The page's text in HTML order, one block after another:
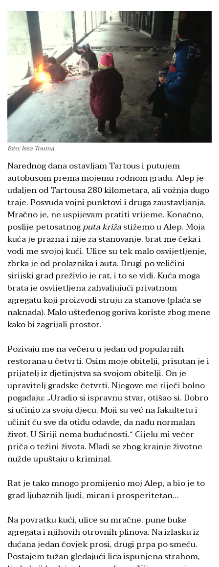
foto: Issa Touma
Narednog dana ostavljam Tartous i putujem
autobusom prema mojemu rodnom gradu. Alep je
udaljen od Tartousa 280 kilometara, ali vožnja dugo
traje. Posvuda vojni punktovi i druga zaustavljanja.
Mračno je, ne uspijevam pratiti vrijeme. Konačno,
poslije petosatnogputa križastižemo u Alep. Moja
kuća je prazna i nije za stanovanje, brat me čeka i
vodi me svojoj kući. Ulice su tek malo osvijetljenje,
zbrka je od prolaznika i auta. Drugi po veličini
sirijski grad preživio je rat, i to se vidi. Kuća moga
brata je osvijetljena zahvaljujući privatnom
agregatu koji proizvodi struju za stanove (plaća se
naknada). Malo ušteđenog goriva koriste zbog mene
kako bi zagrijali prostor.
Pozivaju me na večeru u jedan od popularnih
restorana u četvrti. Osim moje obitelji, prisutan je i
prijatelj iz djetinjstva sa svojom obitelji. On je
upravitelj gradske četvrti. Njegove me riječi bolno
pogađaju: „Uradio si ispravnu stvar, otišao si. Dobro
si učinio za svoju djecu. Moji su već na fakultetu i
učinit ću sve da otiđu odavde, da nađu normalan
život. U Siriji nema budućnosti.“ Cijelu mi večer
priča o težini života. Mladi se zbog krajnje životne
nužde upuštaju u kriminal.
Rat je tako mnogo promijenio moj Alep, a bio je to
grad ljubaznih ljudi, miran i prosperitetan…
Na povratku kući, ulice su mračne, pune buke
agregata i njihovih otrovnih plinova. Na izlasku iz
dućana jedan čovjek prosi, drugi prpa po smeću.
Postajem tužan gledajući lica ispunjena strahom,